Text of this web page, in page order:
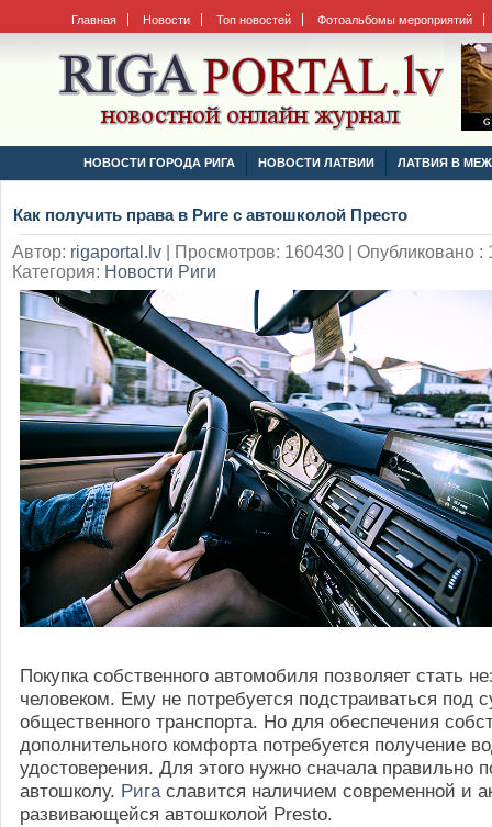
Главная Новости Топ новостей Фотоальбомы мероприятий
НОВОСТИ ГОРОДА РИГА НОВОСТИ ЛАТВИИ ЛАТВИЯ В
Как получить права в Риге с автошколой Престо
Автор: rigaportal.lv
Просмотров: 160430 | Опубликовано :
Категория: Новости Риги
Покупка собственного автомобиля позволяет стать
человеком. Ему не потребуется подстраиваться под
общественного транспорта. Но для обеспечения
дополнительного комфорта потребуется получение
удостоверения. Для этого нужно сначала правильно
автошколу. Ригаславится наличием современной и
развивающейся автошколой Presto.